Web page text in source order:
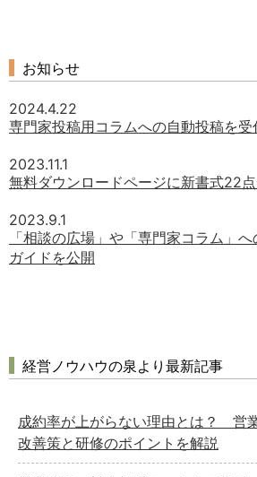
お知らせ
2024.4.22
専門家投稿用コラムへの自動投稿を受
2023.11.1
無料ダウンロードページに新書式22
2023.9.1
「相談の広場」や「専門家コラム」
ガイドを公開
経営ノウハウの泉より最新記事
成約率が上がらない理由とは？ 営
改善策と研修のポイントを解説